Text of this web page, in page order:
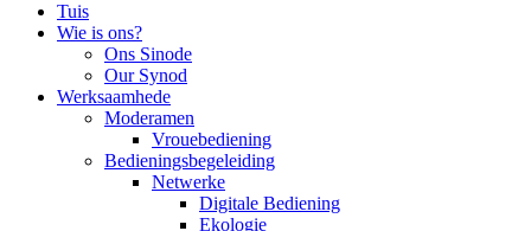
Tuis
Wie is ons?
Ons Sinode
Our Synod
Werksaamhede
Moderamen
Vrouebediening
Bedieningsbegeleiding
Netwerke
Digitale Bediening
Ekologie